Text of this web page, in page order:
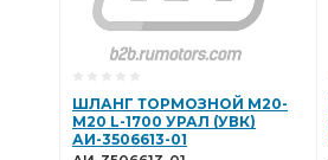
ШЛАНГ ТОРМОЗНОЙ М20-
М20 L-1700 УРАЛ (УВК)
АИ-3506613-01